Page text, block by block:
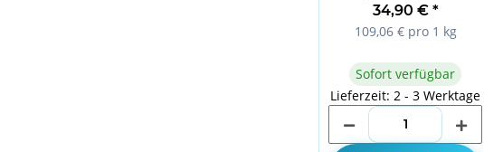
34,90 € *
109,06 € pro 1 kg
Sofort verfügbar
Lieferzeit: 2 - 3 Werktage